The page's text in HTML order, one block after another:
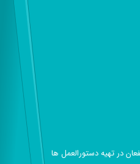
در تهیه دستورالعمل ها